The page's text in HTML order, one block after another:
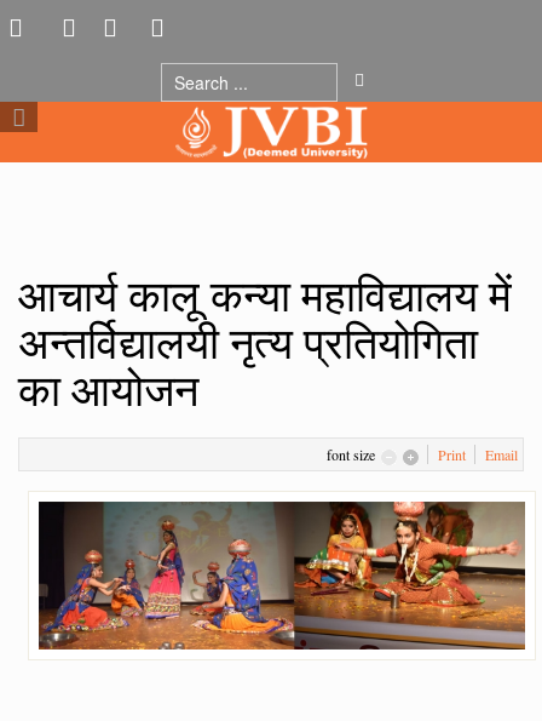
आचार्य कालू कन्या महाविद्यालय में
अन्तर्विद्यालयी नृत्य प्रतियोगिता
का आयोजन
font size Print Email